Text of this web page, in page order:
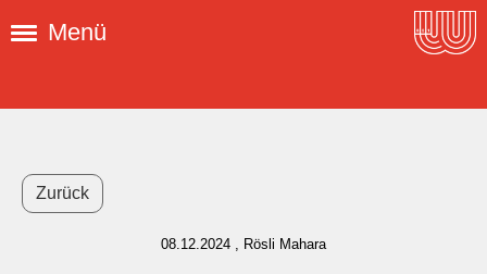
Menü
Zurück
08.12.2024 , Rösli Mahara